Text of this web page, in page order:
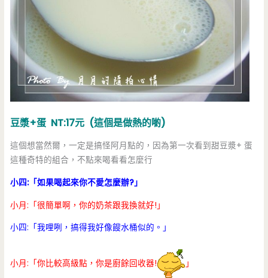
豆漿+蛋 NT:17元 (這個是做熱的喲)
這個想當然爾，一定是搞怪阿月點的，因為第一次看到甜豆漿+ 蛋
這種奇特的組合，不點來喝看看怎麼行
小四:「如果喝起來你不愛怎麼辦?」
小月:「很簡單啊，你的奶茶跟我換就好!」
小四:「我哩咧，搞得我好像餿水桶似的。」
小月:「你比較高級點，你是廚餘回收器! 」